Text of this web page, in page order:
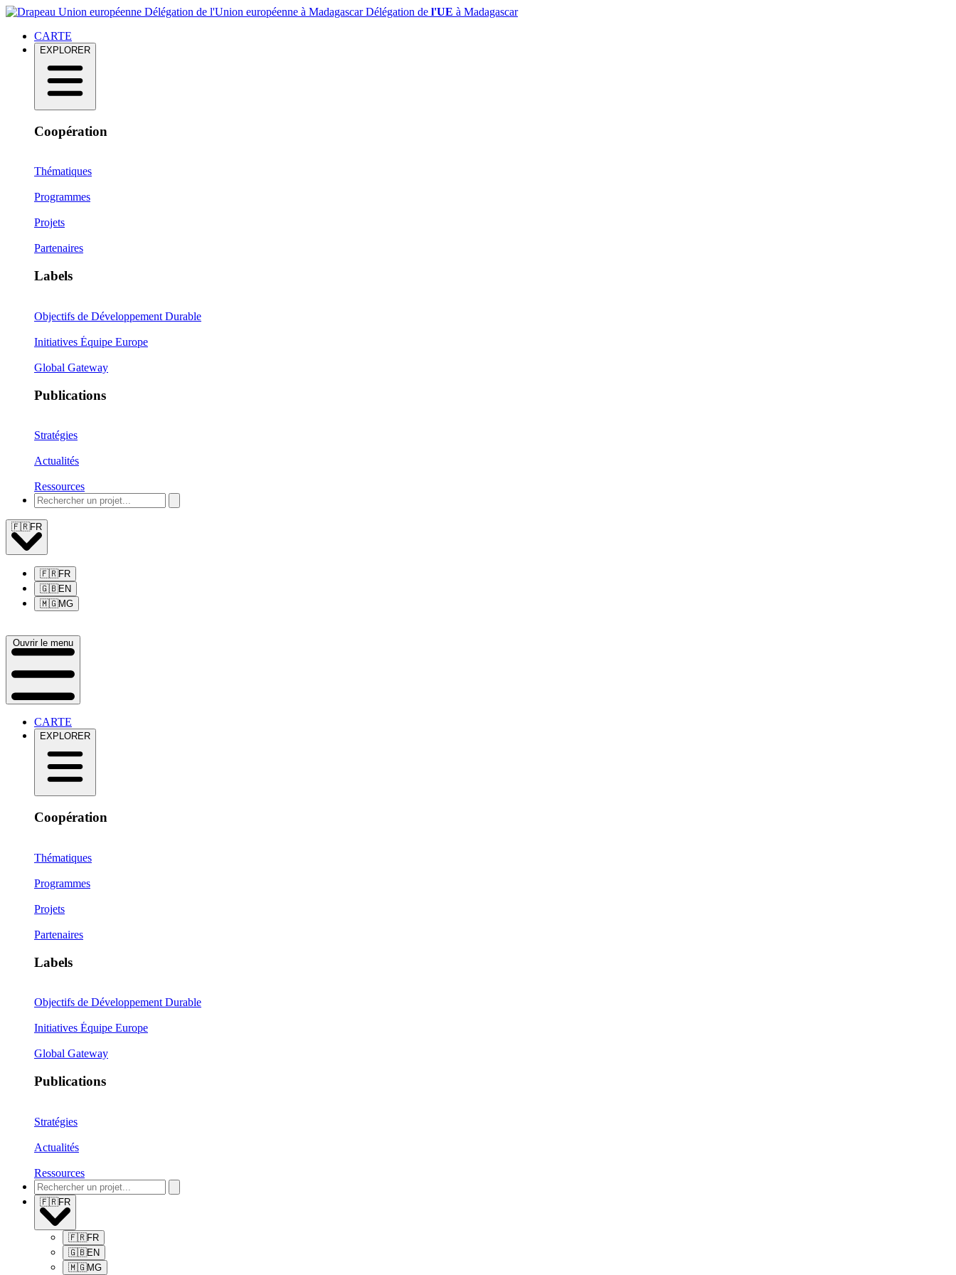
Délégation de l'Union européenne à MadagascarDélégation de l'UE à Madagascar
CARTE
EXPLORER
Coopération
Thématiques
Programmes
Projets
Partenaires
Labels
Objectifs de Développement Durable
Initiatives Équipe Europe
Global Gateway
Publications
Stratégies
Actualités
Ressources
🇫🇷FR
🇫🇷FR
🇬🇧EN
🇲🇬MG
Ouvrir le menu
CARTE
EXPLORER
Coopération
Thématiques
Programmes
Projets
Partenaires
Labels
Objectifs de Développement Durable
Initiatives Équipe Europe
Global Gateway
Publications
Stratégies
Actualités
Ressources
🇫🇷FR
🇫🇷FR
🇬🇧EN
🇲🇬MG